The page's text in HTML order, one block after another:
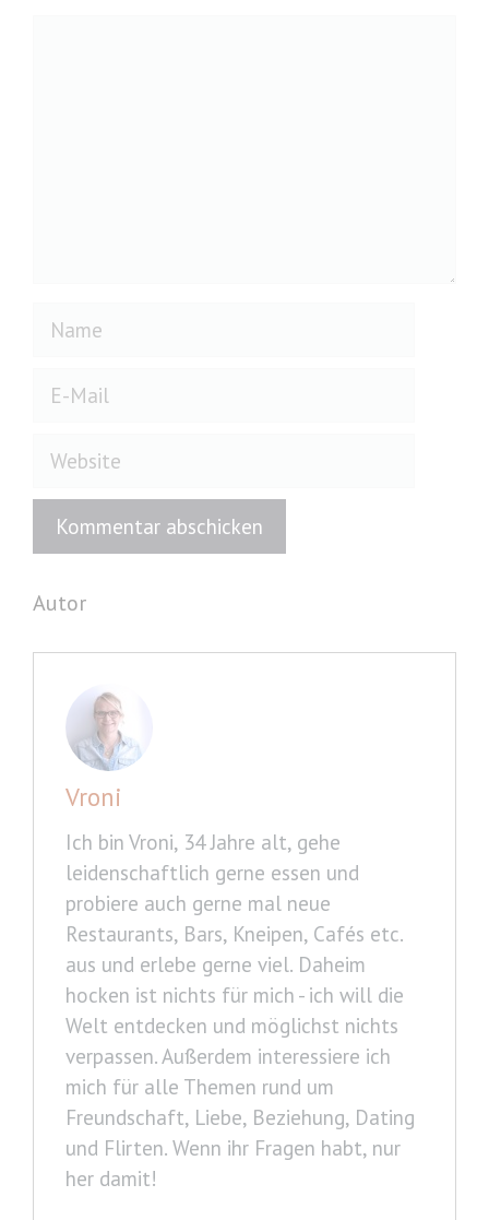
Name
Website
Autor
Vroni
Ich bin Vroni, 34 Jahre alt, gehe
leidenschaftlich gerne essen und
probiere auch gerne mal neue
Restaurants, Bars, Kneipen, Cafés etc.
aus und erlebe gerne viel. Daheim
hocken ist nichts für mich - ich will die
Welt entdecken und möglichst nichts
verpassen. Außerdem interessiere ich
mich für alle Themen rund um
Freundschaft, Liebe, Beziehung, Dating
und Flirten. Wenn ihr Fragen habt, nur
her damit!